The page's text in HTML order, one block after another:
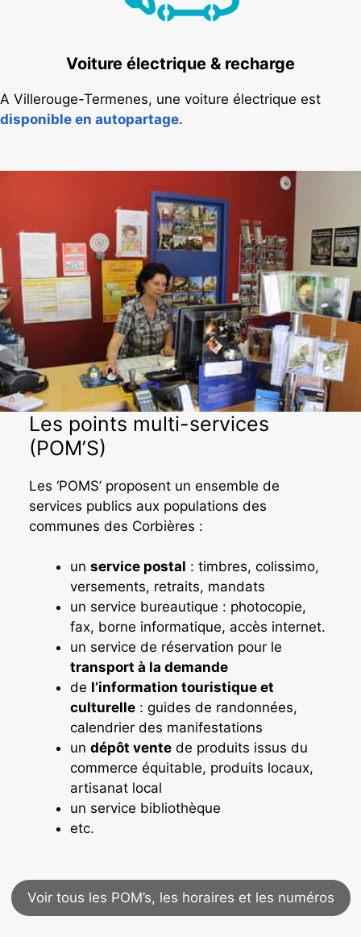
Voiture électrique & recharge
A Villerouge-Termenes, une voiture électrique est
disponible en autopartage.
Les points multi-services
(POM’S)
Les ‘POMS’ proposent un ensemble de
services publics aux populations des
communes des Corbières :
un service postal : timbres, colissimo,
versements, retraits, mandats
un service bureautique : photocopie,
fax, borne informatique, accès internet.
un service de réservation pour le
transport à la demande
de l’information touristique et
culturelle: guides de randonnées,
calendrier des manifestations
un dépôt ventede produits issus du
commerce équitable, produits locaux,
artisanat local
un service bibliothèque
etc.
Voir tous les POM’s, les horaires et les numéros